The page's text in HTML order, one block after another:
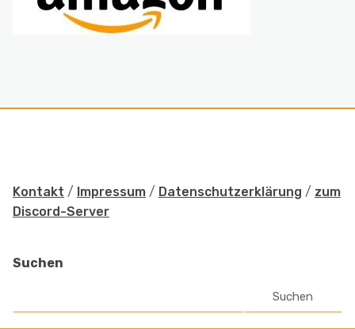
Kontakt / Impressum / Datenschutzerklärung / zum
Discord-Server
Suchen
Suchen